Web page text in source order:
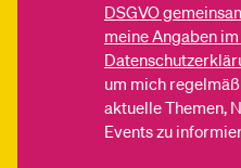
DSGVO
meine Angaben
um mich
aktuelle Themen,
Events zu